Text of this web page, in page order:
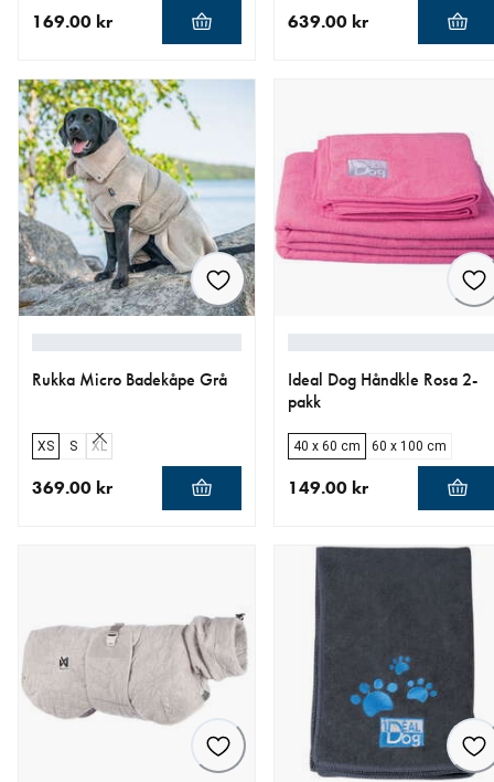
169.00 kr 639.00 kr
Rukka Micro Badekåpe Grå
XS S XL
369.00 kr
Ideal Dog Håndkle Rosa 2-
pakk
40 x 60 cm 60 x 100 cm
149.00 kr